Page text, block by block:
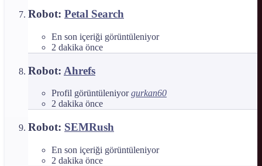
Robot: Petal Search
En son içeriği görüntüleniyor
2 dakika önce
Robot: Ahrefs
Profil görüntüleniyorgurkan60
2 dakika önce
Robot: SEMRush
En son içeriği görüntüleniyor
2 dakika önce